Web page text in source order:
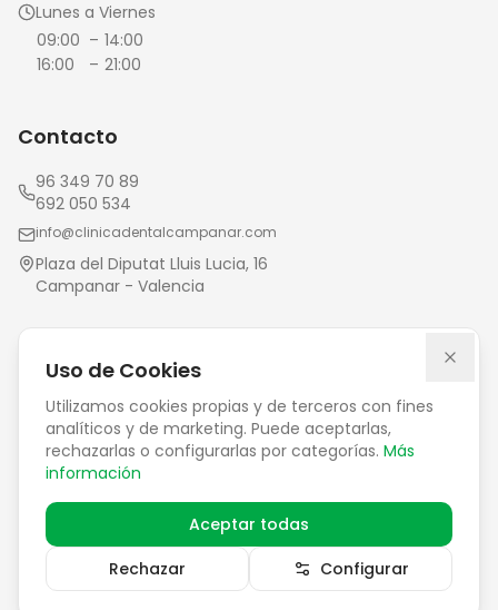
Uso de Cookies
Utilizamos cookies propias y de terceros con fines
analíticos y de marketing. Puede aceptarlas,
rechazarlas o configurarlas por categorías. Más
información
Aceptar todas
Rechazar
Configurar
Lunes a Viernes
09:00 – 14:00
16:00
– 21:00
Contacto
96 349 70 89
692 050 534
info@clinicadentalcampanar.com
Plaza del Diputat Lluis Lucia, 16
Campanar - Valencia
Aviso Legal
Política de Privacidad
©2026Clínica Dental Campanar. Todos los derechos